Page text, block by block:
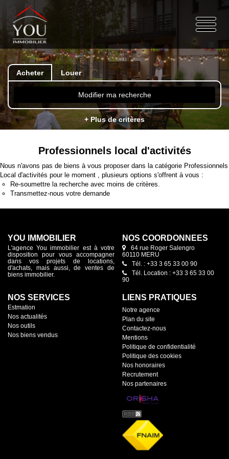
Acheter Louer
Modifier ma recherche
+ Plus de critères
Professionnels local d'activités
Nous n'avons pas de biens à vous proposer dans la catégorie Professionnels
Local d'activités pour le moment , plusieurs options s'offrent à vous :
Re-soumettre la recherche avec moins de critères.
Transmettez-nous votre demande
YOU IMMOBILIER
L'agence You immobilier est à votre
disposition pour vous accompagner
dans vos projets de locations,
d'achats, mais aussi, de ventes de
biens immobilier.
NOS COORDONNÉES
64 rue Roger Salengro
60110 MERU
Tél. : +33 3 65 33 00 90
Tél. Location : +33 3 65 33 00
90
NOS SERVICES
Estmation
Nos actualités
Nos outils
Nos biens vendus
LIENS PRATIQUES
Notre agence
Plan du site
Contactez-nous
Mentions
Politique de confidentialité
Politique des cookies
Nos honoraires
Recrutement
Nos partenaires